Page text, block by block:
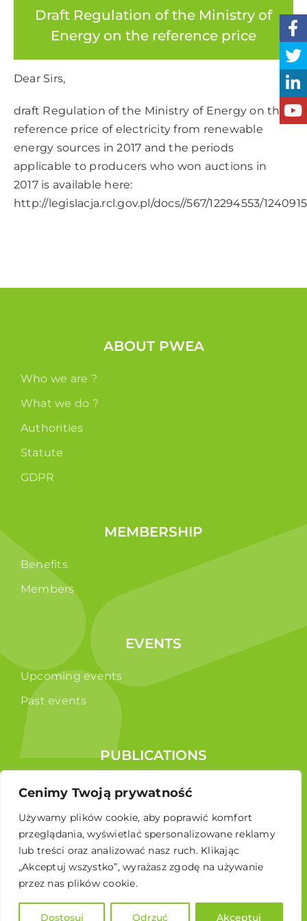
Cenimy Twoją prywatność
Używamy plików cookie, aby poprawić komfort
przeglądania, wyświetlać spersonalizowane reklamy
lub treści oraz analizować nasz ruch. Klikając
„Akceptuj wszystko”, wyrażasz zgodę na używanie
przez nas plików cookie.
Dostosuj Odrzuć Akceptuj
Draft Regulation of the Ministry of
Energy on the reference price
Dear Sirs,
draft Regulation of the Ministry of Energy on the
reference price of electricity from renewable
energy sources in 2017 and the periods
applicable to producers who won auctions in
2017 is available here:
http://legislacja.rcl.gov.pl/docs//567/12294553/
ABOUT PWEA
Who we are ?
What we do ?
Authorities
Statute
GDPR
MEMBERSHIP
Benefits
Members
EVENTS
Upcoming events
Past events
PUBLICATIONS
Reports
Educational brochure